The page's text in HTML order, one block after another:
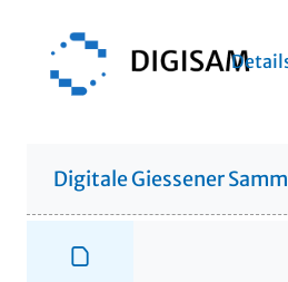
Digitale Giessener